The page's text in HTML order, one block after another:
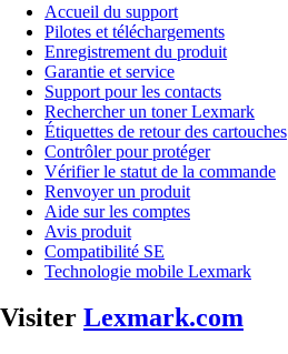
Accueil du support
Pilotes et téléchargements
Enregistrement du produit
Garantie et service
Support pour les contacts
Rechercher un toner Lexmark
Étiquettes de retour des cartouches
Contrôler pour protéger
Vérifier le statut de la commande
Renvoyer un produit
Aide sur les comptes
Avis produit
Compatibilité SE
Technologie mobile Lexmark
Visiter Lexmark.com